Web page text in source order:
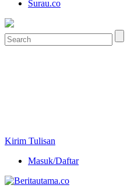
Surau.co
Kirim Tulisan
Masuk/Daftar